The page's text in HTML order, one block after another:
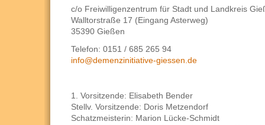
c/o Freiwilligenzentrum für Stadt und Landkreis
Walltorstraße 17 (Eingang Asterweg)
35390 Gießen
Telefon: 0151 / 685 265 94
info@demenzinitiative-giessen.de
1. Vorsitzende: Elisabeth Bender
Stellv. Vorsitzende: Doris Metzendorf
Schatzmeisterin: Marion Lücke-Schmidt